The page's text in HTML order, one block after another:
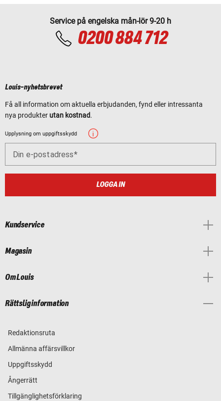
Service på engelska mån-lör 9-20 h
0200 884 712
Louis-nyhetsbrevet
Få all information om aktuella erbjudanden, fynd eller intressanta
nya produkter utan kostnad.
Upplysning om uppgiftsskydd
Din e-postadress
LOGGA IN
Kundservice
Magasin
Om Louis
Rättslig information
Redaktionsruta
Allmänna affärsvillkor
Uppgiftsskydd
Ångerrätt
Tillgänglighetsförklaring